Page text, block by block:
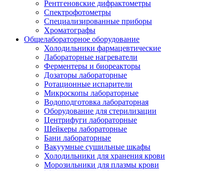
Рентгеновские дифрактометры
Спектрофотометры
Специализированные приборы
Хроматографы
Общелабораторное оборудование
Холодильники фармацевтические
Лабораторные нагреватели
Ферментеры и биореакторы
Дозаторы лабораторные
Ротационные испарители
Микроскопы лабораторные
Водоподготовка лабораторная
Оборудование для стерилизации
Центрифуги лабораторные
Шейкеры лабораторные
Бани лабораторные
Вакуумные сушильные шкафы
Холодильники для хранения крови
Морозильники для плазмы крови